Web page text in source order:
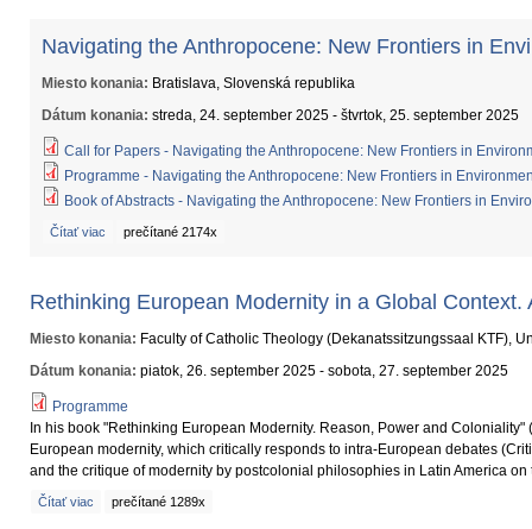
Navigating the Anthropocene: New Frontiers in
Miesto konania: Bratislava, Slovenská republika
Dátum konania: streda, 24. september 2025 - štvrtok, 25. september 2025
Call for Papers - Navigating the Anthropocene: New Frontiers in
Programme - Navigating the Anthropocene: New Frontiers in
Book of Abstracts - Navigating the Anthropocene: New Frontiers in
Čítať viac o Navigating the Anthropocene: New Frontiers in Environmental and
prečítané 2174x
Rethinking European Modernity in a Global
Miesto konania: Faculty of Catholic Theology (Dekanatssitzungssaal KTF),
Dátum konania: piatok, 26. september 2025 - sobota, 27. september 2025
Programme
In his book "Rethinking European Modernity. Reason, Power and
European modernity, which critically responds to intra-European debates
and the critique of modernity by postcolonial philosophies in Latin America on
Čítať viac o Rethinking European Modernity in a Global Context. A Conversation with
prečítané 1289x